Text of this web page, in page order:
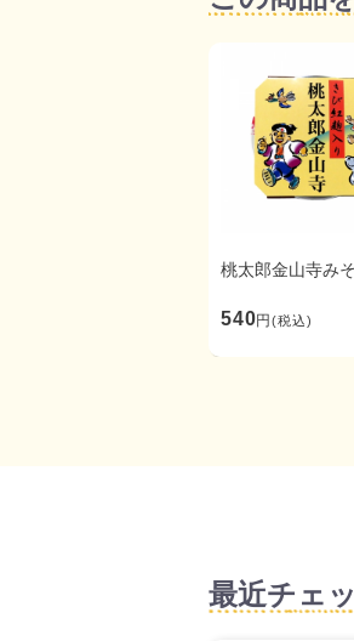
桃太郎金山寺みそ
540円(税込)
最近チェ